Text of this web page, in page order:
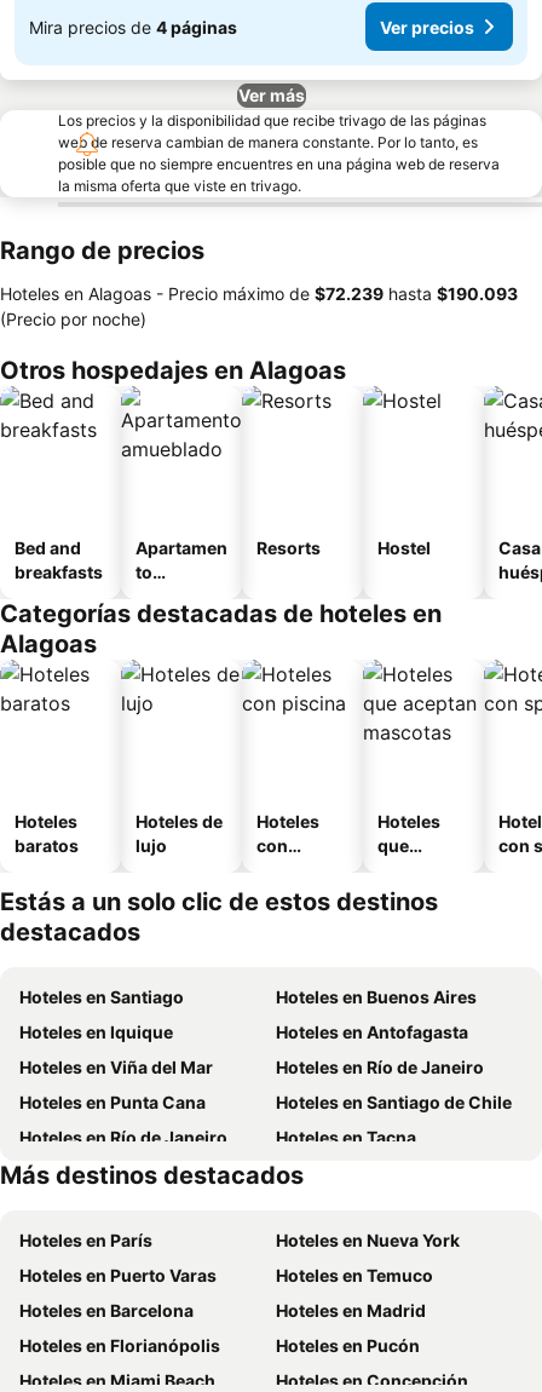
Mira precios de 4 páginas Ver precios
Ver más
Los precios y la disponibilidad que recibe trivago de las páginas
web de reserva cambian de manera constante. Por lo tanto, es
posible que no siempre encuentres en una página web de reserva
la misma oferta que viste en trivago.
Rango de precios
Hoteles en Alagoas - Precio máximo de ‎$72.239 hasta ‎$190.093
(Precio por noche)
Otros hospedajes en Alagoas
Bed and
breakfasts
Apartamen
to
o
Resorts Hostel
Categorías destacadas de hoteles en
Alagoas
Hoteles
baratos
Hoteles de
lujo
Hoteles
con
Hoteles
que
mascotas
con
Estás a un solo clic de estos destinos
destacados
Hoteles en Santiago
Hoteles en Buenos Aires
Hoteles en Iquique
Hoteles en Antofagasta
Hoteles en Viña del Mar
Hoteles en Río de Janeiro
Hoteles en Punta Cana
Hoteles en Santiago de Chile
Hoteles en Río de Janeiro
Hoteles en Tacna
Hoteles en Aruba
Hoteles en Brasil
Más destinos destacados
Hoteles en París
Hoteles en Nueva York
Hoteles en Puerto Varas
Hoteles en Temuco
Hoteles en Barcelona
Hoteles en Madrid
Hoteles en Florianópolis
Hoteles en Pucón
Hoteles en Miami Beach
Hoteles en Concepción